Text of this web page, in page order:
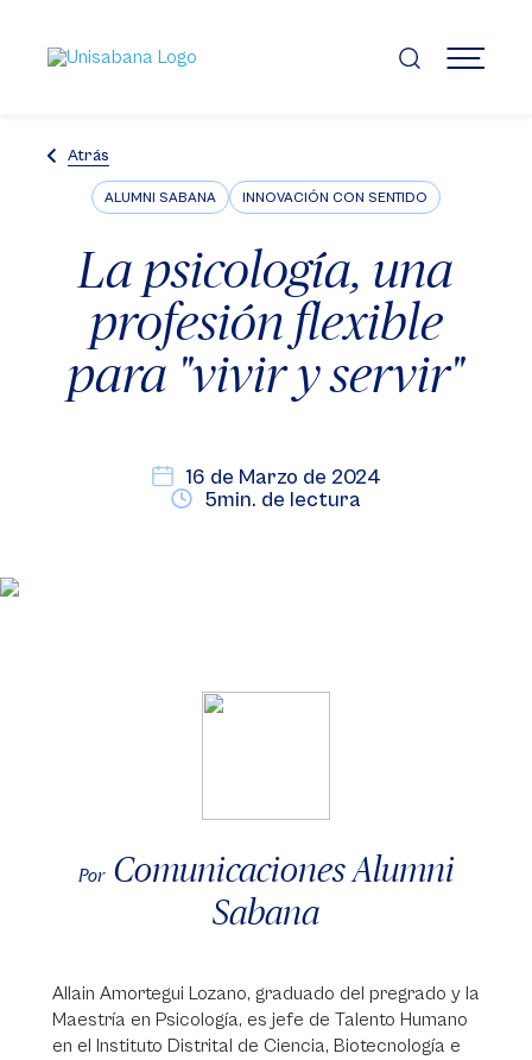
contenido
principal
MENÚ
Atrás
ALUMNI SABANA INNOVACIÓN CON SENTIDO
La psicología, una
profesión flexible
para "vivir y servir"
16 de Marzo de 2024
5min. de lectura
Por Comunicaciones Alumni
Sabana
Allain Amortegui Lozano, graduado del pregrado y la
Maestría en Psicología, es jefe de Talento Humano
en el Instituto Distrital de Ciencia, Biotecnología e